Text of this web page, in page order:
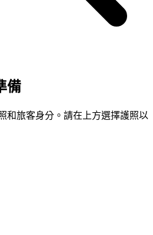
備
和旅客身分。請在上方選擇護照以